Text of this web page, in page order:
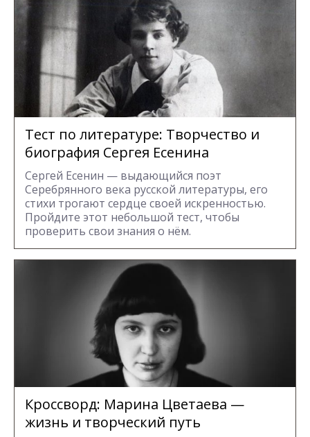
Тест по литературе: Творчество и
биография Сергея Есенина
Сергей Есенин — выдающийся поэт
Серебрянного века русской литературы, его
стихи трогают сердце своей искренностью.
Пройдите этот небольшой тест, чтобы
проверить свои знания о нём.
Кроссворд: Марина Цветаева —
жизнь и творческий путь